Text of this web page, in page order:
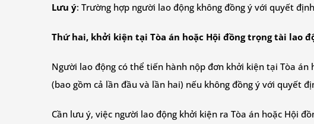
Lưu ý: Trường hợp người lao động không đồng ý với quyết
Thứ hai, khởi kiện tại Tòa án hoặc Hội đồng trọng tài lao
Người lao động có thể tiến hành nộp đơn khởi kiện tại Tòa
(bao gồm cả lần đầu và lần hai) nếu không đồng ý với quyết
Cần lưu ý, việc người lao động khởi kiện ra Tòa án hoặc Hội